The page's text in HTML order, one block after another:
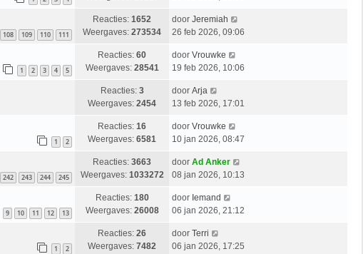
108 109 110 111
Reacties: 1652
Weergaves: 273534
door Jeremiah
26 feb 2026, 09:06
1 2 3 4 5
Reacties: 60
Weergaves: 28541
door Vrouwke
19 feb 2026, 10:06
Reacties: 3
Weergaves: 2454
door Arja
13 feb 2026, 17:01
1 2
Reacties: 16
Weergaves: 6581
door Vrouwke
10 jan 2026, 08:47
242 243 244 245
Reacties: 3663
Weergaves: 1033272
door Ad Anker
08 jan 2026, 10:13
9 10 11 12 13
Reacties: 180
Weergaves: 26008
door Iemand
06 jan 2026, 21:12
1 2
Reacties: 26
Weergaves: 7482
door Terri
06 jan 2026, 17:25